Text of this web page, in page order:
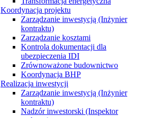
Koordynacja projektu
Zarządzanie inwestycją (Inżynier
kontraktu)
Zarządzanie kosztami
Kontrola dokumentacji dla
ubezpieczenia IDI
Zrównoważone budownictwo
Koordynacja BHP
Realizacja inwestycji
Zarządzanie inwestycją (Inżynier
kontraktu)
Nadzór inwestorski (Inspektor